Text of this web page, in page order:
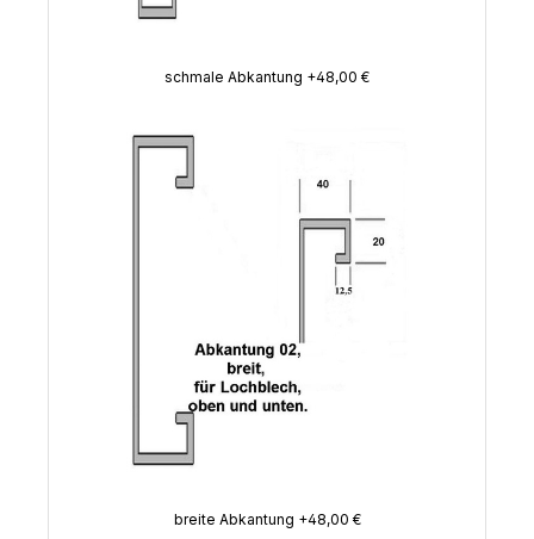
schmale Abkantung +48,00 €
breite Abkantung +48,00 €